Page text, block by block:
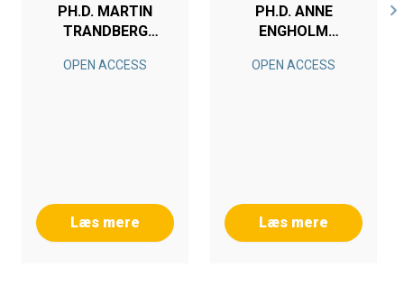
PH.D. MARTIN
TRANDBERG
OPEN ACCESS
Læs mere
PH.D. ANNE
ENGHOLM
OPEN ACCESS
Læs mere